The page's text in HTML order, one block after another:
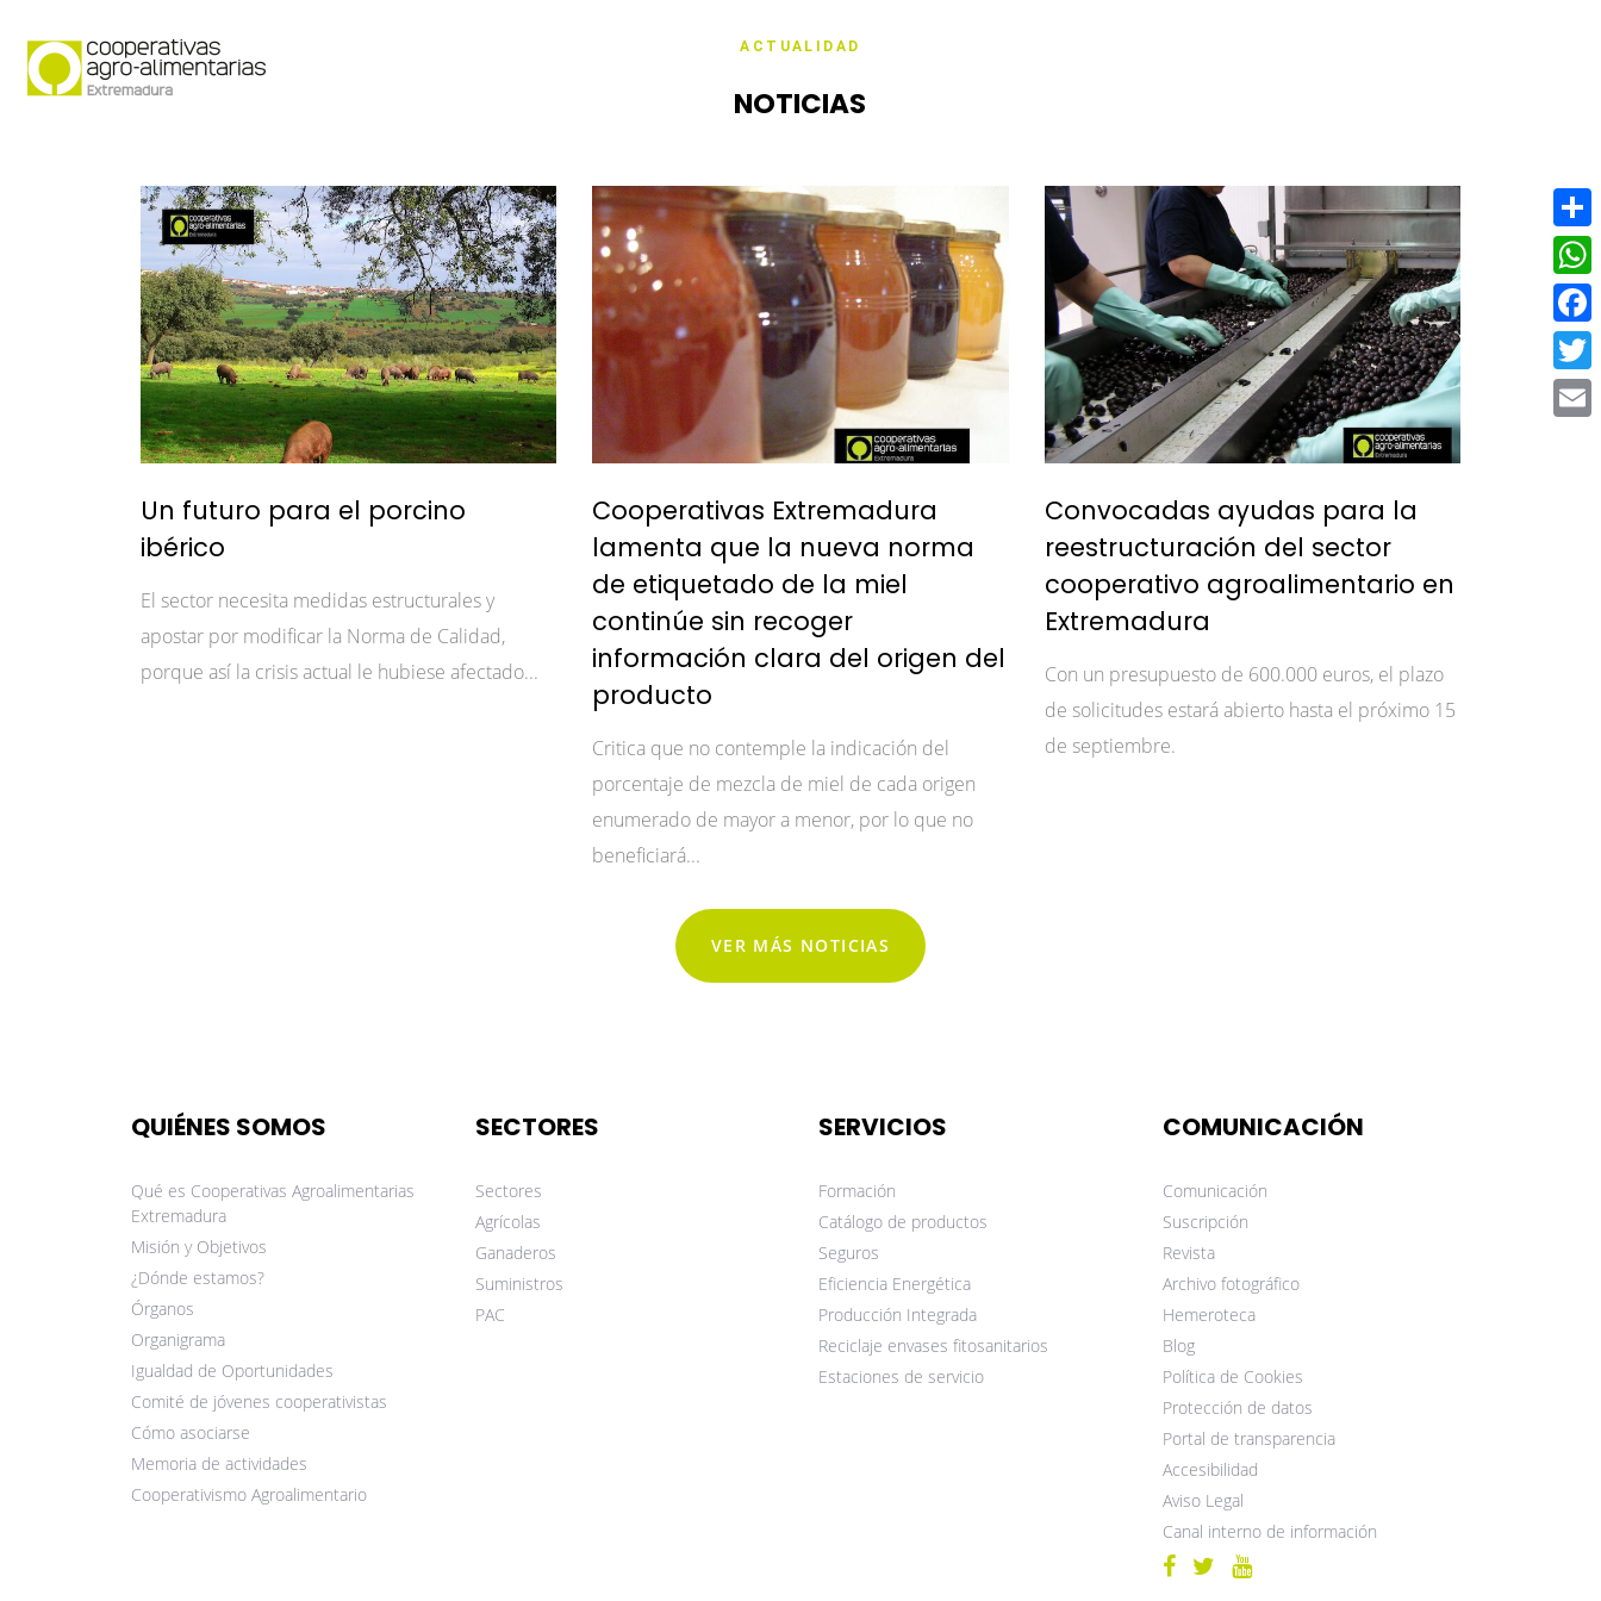
ACTUALIDAD
NOTICIAS
Un futuro para el porcino
ibérico
El sector necesita medidas estructurales y
apostar por modificar la Norma de Calidad,
porque así la crisis actual le hubiese afectado...
Cooperativas Extremadura
lamenta que la nueva norma
de etiquetado de la miel
continúe sin recoger
información clara del origen del
producto
Critica que no contemple la indicación del
porcentaje de mezcla de miel de cada origen
enumerado de mayor a menor, por lo que no
beneficiará...
Convocadas ayudas para la
reestructuración del sector
cooperativo agroalimentario en
Extremadura
Con un presupuesto de 600.000 euros, el plazo
de solicitudes estará abierto hasta el próximo 15
de septiembre.
VER MÁS NOTICIAS
QUIÉNES SOMOS
Qué es Cooperativas Agroalimentarias
Extremadura
Misión y Objetivos
¿Dónde estamos?
Órganos
Organigrama
Igualdad de Oportunidades
Comité de jóvenes cooperativistas
Cómo asociarse
Memoria de actividades
Cooperativismo Agroalimentario
SECTORES
Sectores
Agrícolas
Ganaderos
Suministros
PAC
SERVICIOS
Formación
Catálogo de productos
Seguros
Eficiencia Energética
Producción Integrada
Reciclaje envases fitosanitarios
Estaciones de servicio
COMUNICACIÓN
Comunicación
Suscripción
Revista
Archivo fotográfico
Hemeroteca
Blog
Política de Cookies
Protección de datos
Portal de transparencia
Accesibilidad
Aviso Legal
Canal interno de información